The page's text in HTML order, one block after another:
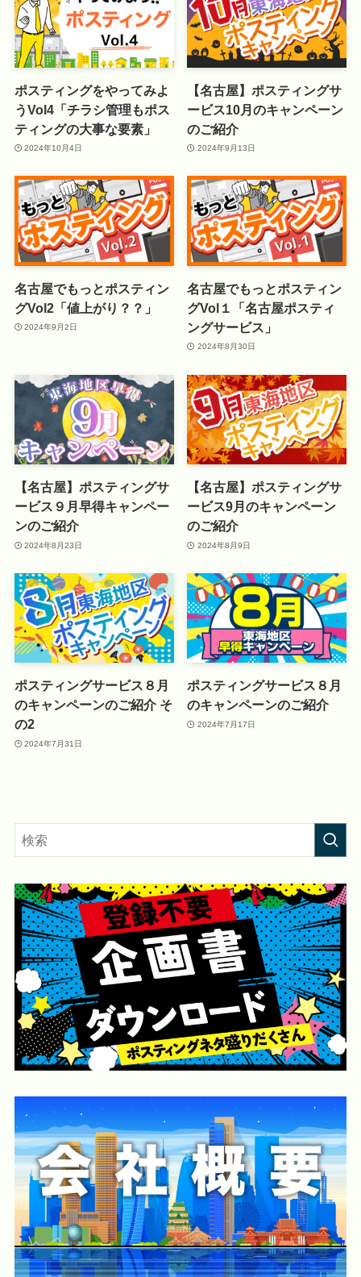
ポスティングをやってみよ
うVol4「チラシ管理もポス
ティングの大事な要素」
2024年10月4日
【名古屋】ポスティングサ
ービス10月のキャンペーン
のご紹介
2024年9月13日
名古屋でもっとポスティン
グVol2「値上がり？？」
2024年9月2日
名古屋でもっとポスティン
グVol１「名古屋ポスティ
ングサービス」
2024年8月30日
【名古屋】ポスティングサ
ービス９月早得キャンペー
ンのご紹介
2024年8月23日
【名古屋】ポスティングサ
ービス9月のキャンペーン
のご紹介
2024年8月9日
ポスティングサービス８月
のキャンペーンのご紹介 そ
の2
2024年7月31日
ポスティングサービス８月
のキャンペーンのご紹介
2024年7月17日